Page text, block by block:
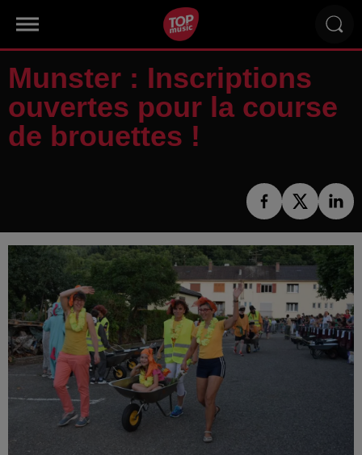
Munster : Inscriptions
ouvertes pour la course
de brouettes !